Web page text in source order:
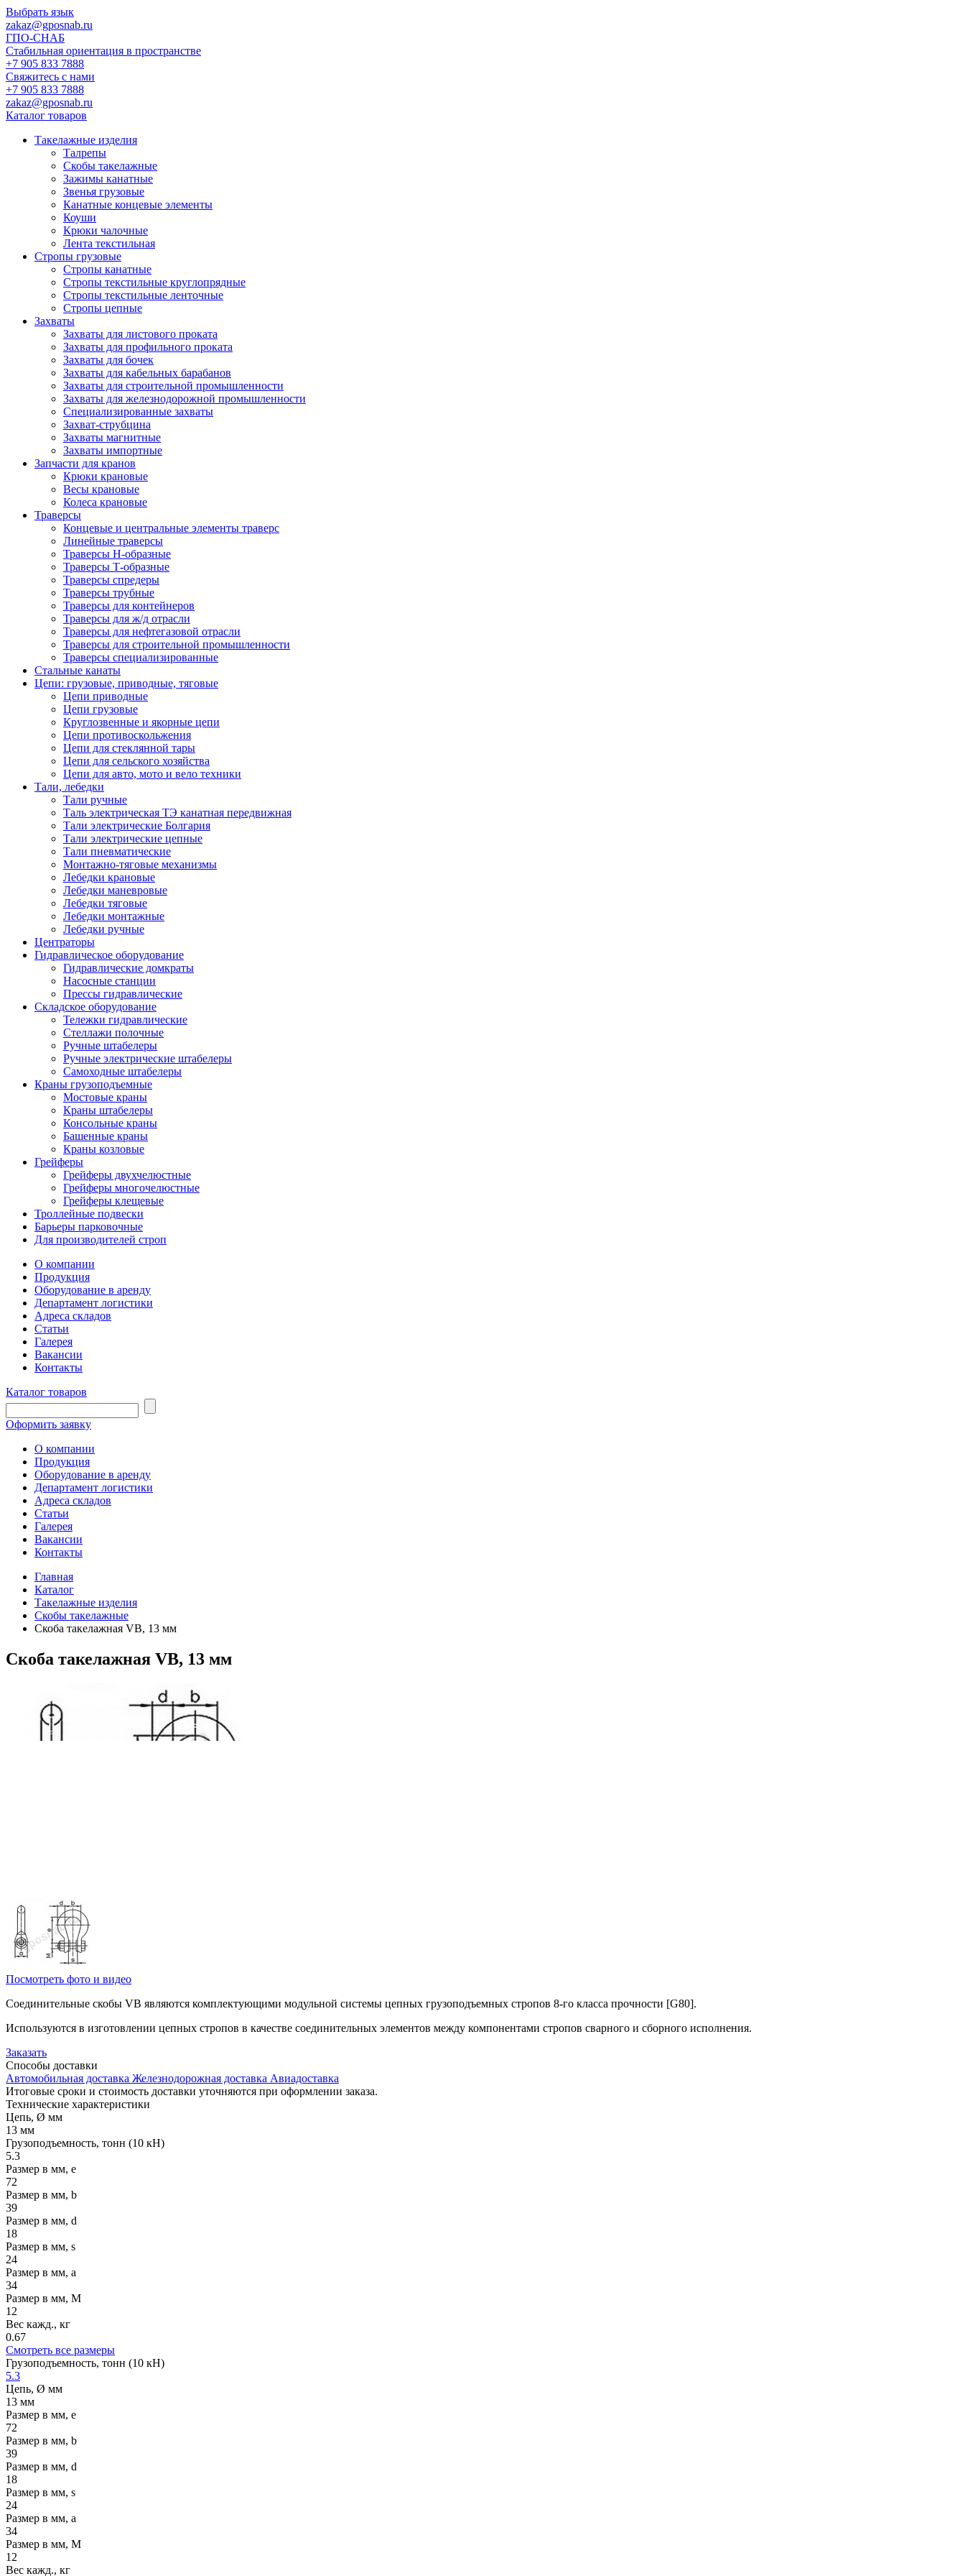
Выбрать язык
zakaz@gposnab.ru
ГПО-СНАБ
Стабильная ориентация в пространстве
+7 905 833 7888
Свяжитесь с нами
+7 905 833 7888
zakaz@gposnab.ru
Каталог товаров
Такелажные изделия
Талрепы
Скобы такелажные
Зажимы канатные
Звенья грузовые
Канатные концевые элементы
Коуши
Крюки чалочные
Лента текстильная
Стропы грузовые
Стропы канатные
Стропы текстильные круглопрядные
Стропы текстильные ленточные
Стропы цепные
Захваты
Захваты для листового проката
Захваты для профильного проката
Захваты для бочек
Захваты для кабельных барабанов
Захваты для строительной промышленности
Захваты для железнодорожной промышленности
Специализированные захваты
Захват-струбцина
Захваты магнитные
Захваты импортные
Запчасти для кранов
Крюки крановые
Весы крановые
Колеса крановые
Траверсы
Концевые и центральные элементы траверс
Линейные траверсы
Траверсы Н-образные
Траверсы Т-образные
Траверсы спредеры
Траверсы трубные
Траверсы для контейнеров
Траверсы для ж/д отрасли
Траверсы для нефтегазовой отрасли
Траверсы для строительной промышленности
Траверсы специализированные
Стальные канаты
Цепи: грузовые, приводные, тяговые
Цепи приводные
Цепи грузовые
Круглозвенные и якорные цепи
Цепи противоскольжения
Цепи для стеклянной тары
Цепи для сельского хозяйства
Цепи для авто, мото и вело техники
Тали, лебедки
Тали ручные
Таль электрическая ТЭ канатная передвижная
Тали электрические Болгария
Тали электрические цепные
Тали пневматические
Монтажно-тяговые механизмы
Лебедки крановые
Лебедки маневровые
Лебедки тяговые
Лебедки монтажные
Лебедки ручные
Центраторы
Гидравлическое оборудование
Гидравлические домкраты
Насосные станции
Прессы гидравлические
Складское оборудование
Тележки гидравлические
Cтеллажи полочные
Ручные штабелеры
Ручные электрические штабелеры
Самоходные штабелеры
Краны грузоподъемные
Мостовые краны
Краны штабелеры
Консольные краны
Башенные краны
Краны козловые
Грейферы
Грейферы двухчелюстные
Грейферы многочелюстные
Грейферы клещевые
Троллейные подвески
Барьеры парковочные
Для производителей строп
О компании
Продукция
Оборудование в аренду
Департамент логистики
Адреса складов
Статьи
Галерея
Вакансии
Контакты
Каталог товаров
Оформить заявку
О компании
Продукция
Оборудование в аренду
Департамент логистики
Адреса складов
Статьи
Галерея
Вакансии
Контакты
Главная
Каталог
Такелажные изделия
Скобы такелажные
Скоба такелажная VB, 13 мм
Скоба такелажная VB, 13 мм
Посмотреть фото и видео
Соединительные скобы VB являются комплектующими модульной системы цепных грузоподъемных стропов 8-го класса прочности [G80].
Используются в изготовлении цепных стропов в качестве соединительных элементов между компонентами стропов сварного и сборного исполнения.
Заказать
Способы доставки
Автомобильная доставка Железнодорожная доставка Авиадоставка
Итоговые сроки и стоимость доставки уточняются при оформлении заказа.
Технические характеристики
Цепь, Ø мм
13 мм
Грузоподъемность, тонн (10 кН)
5.3
Размер в мм, e
72
Размер в мм, b
39
Размер в мм, d
18
Размер в мм, s
24
Размер в мм, a
34
Размер в мм, M
12
Вес кажд., кг
0.67
Смотреть все размеры
Грузоподъемность, тонн (10 кН)
5.3
Цепь, Ø мм
13 мм
Размер в мм, e
72
Размер в мм, b
39
Размер в мм, d
18
Размер в мм, s
24
Размер в мм, a
34
Размер в мм, M
12
Вес кажд., кг